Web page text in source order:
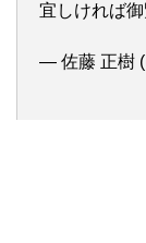
宜しければ
— 佐藤 正樹